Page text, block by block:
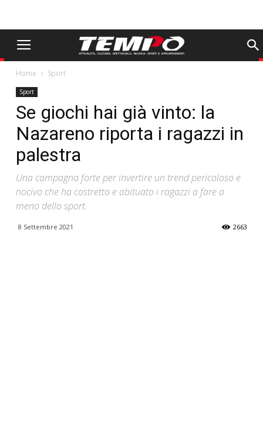
Home Sport
Sport
Se giochi hai già vinto: la
Nazareno riporta i ragazzi in
palestra
Una campagna forte per invertire un trend pericoloso e
nocivo che ha costretto e abituato i ragazzi a fare a
meno dello sport.
8 Settembre 2021 2663